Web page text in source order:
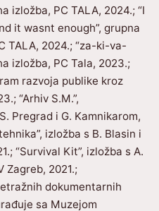
izložba, PC TALA, 2024.; “I
it wasnt enough”, grupna
TALA, 2024.; “za-ki-va-
izložba, PC Tala, 2023.;
razvoja publike kroz
“Arhiv S.M.”,
Pregrad i G. Kamnikarom,
izložba s B. Blasin i
“Survival Kit”, izložba s A.
Zagreb, 2021.;
dokumentarnih
sa Muzejom